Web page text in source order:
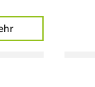
: Mutterschaft